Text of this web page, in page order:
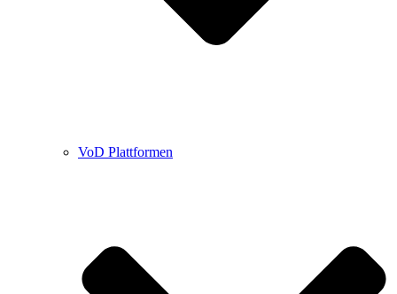
VoD Plattformen